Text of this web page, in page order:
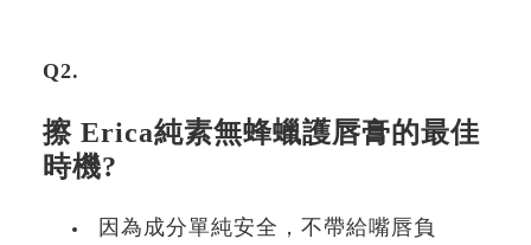
Q2.
擦 Erica純素無蜂蠟護唇膏的最佳
時機?
因為成分單純安全，不帶給嘴唇負